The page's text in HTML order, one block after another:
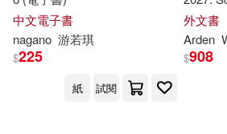
Kunihior (EDT)/ Tokushuku(1)
MacGregor(1)
中文電子書
nagano 游若琪
$225
紙 試閱
Peaks,
外文書
Arden
$908